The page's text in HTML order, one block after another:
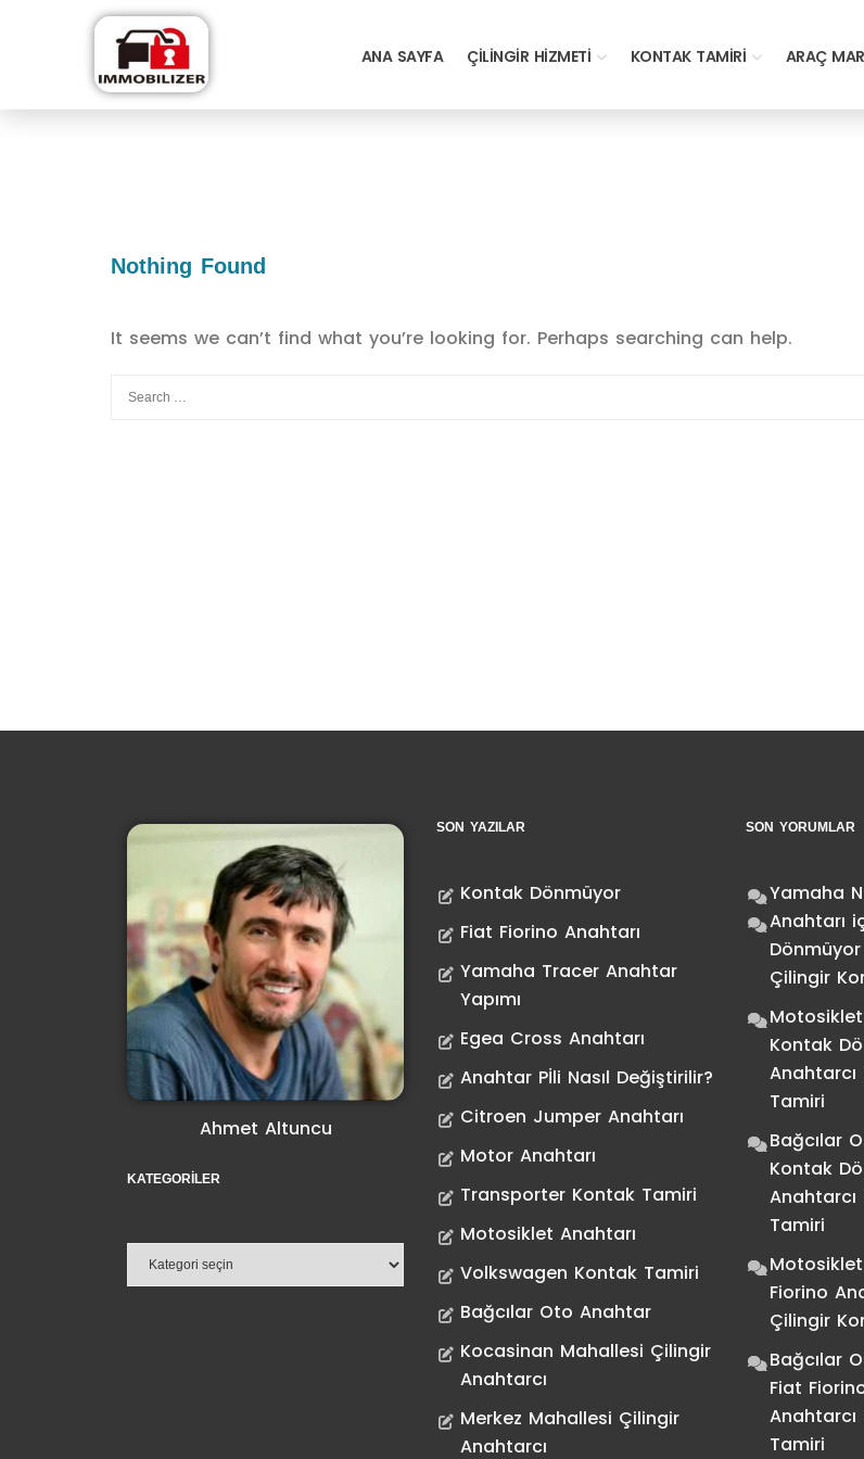
ANA SAYFA ÇILINGIR HIZMETI KONTAK TAMIRI ARAÇ
Nothing Found
It seems we can’t find what you’re looking for. Perhaps searching can help.
Ahmet Altuncu
KATEGORILER
SON YAZILAR
Kontak Dönmüyor
Fiat Fiorino Anahtarı
Yamaha Tracer Anahtar
Yapımı
Egea Cross Anahtarı
Anahtar Pİli Nasıl Değiştirilir?
Citroen Jumper Anahtarı
Motor Anahtarı
Transporter Kontak Tamiri
Motosiklet Anahtarı
Volkswagen Kontak Tamiri
Bağcılar Oto Anahtar
Kocasinan Mahallesi Çilingir
Anahtarcı
Merkez Mahallesi Çilingir
Anahtarcı
SON YORUMLAR
Yamaha
Anahtarı
Çilingir
Kontak
Tamiri
Bağcılar
Kontak
Tamiri
Fiorino
Çilingir
Bağcılar
Fiat
Tamiri